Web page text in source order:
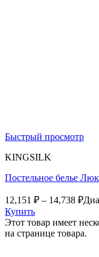
Быстрый просмотр
KINGSILK
Постельное белье
12,151 ₽ – 14,738 ₽
Купить
Этот товар имеет
на странице товара.